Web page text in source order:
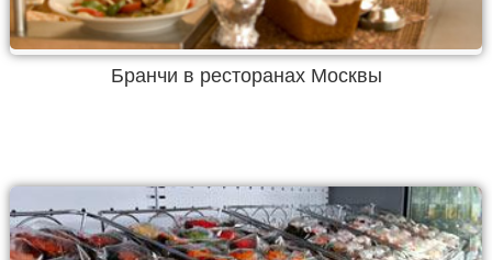
Бранчи в ресторанах Москвы